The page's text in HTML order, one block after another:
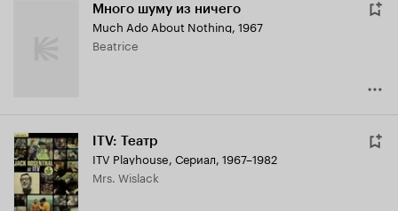
Много шуму из ничего
Much Ado About Nothing, 1967
Beatrice
ITV: Театр
ITV Playhouse, Сериал, 1967–1982
Mrs. Wislack